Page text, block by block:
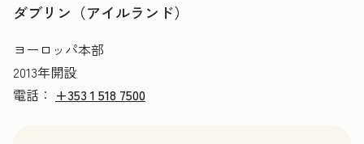
ダブリン（アイルランド）
ヨーロッパ本部
2013年開設
電話： +353 1 518 7500